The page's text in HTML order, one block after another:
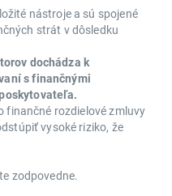
nástroje a sú spojené
strát v dôsledku
dochádza k
s finančnými
finančné rozdielové zmluvy
vysoké riziko, že
zodpovedne.